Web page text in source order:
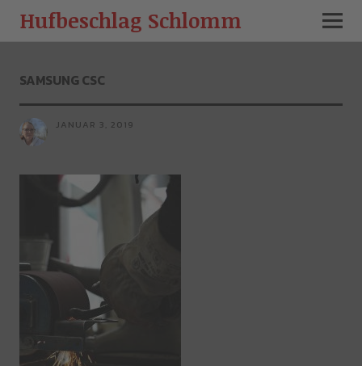
Hufbeschlag Schlomm
SAMSUNG CSC
JANUAR 3, 2019